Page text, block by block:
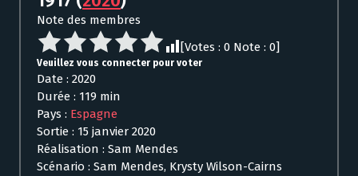
Note des membres
[Votes : 0 Note : 0]
Veuillez vous connecter pour voter
Date : 2020
Durée : 119 min
Pays : Espagne
Sortie : 15 janvier 2020
Réalisation : Sam Mendes
Scénario : Sam Mendes, Krysty Wilson-Cairns